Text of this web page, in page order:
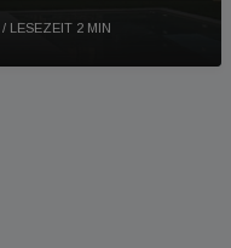
/ LESEZEIT 2 MIN